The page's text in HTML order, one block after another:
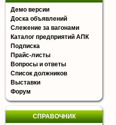
Демо версии
Доска объявлений
Слежение за вагонами
Каталог предприятий АПК
Подписка
Прайс-листы
Вопросы и ответы
Список должников
Выставки
Форум
СПРАВОЧНИК